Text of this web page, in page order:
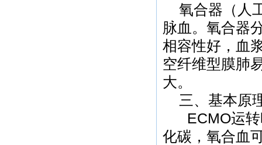
氧合器（人
脉血。氧合器
相容性好，血
空纤维型膜肺
大。
三、基本原
ECMO运
化碳，氧合血